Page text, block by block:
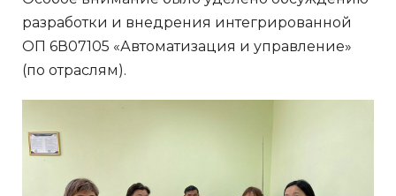
разработки и внедрения интегрированной
ОП 6В07105 «Автоматизация и управление»
(по отраслям).